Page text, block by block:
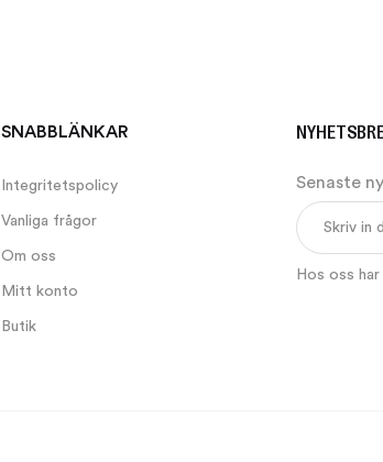
SNABBLÄNKAR
Integritetspolicy
Vanliga frågor
Om oss
Mitt konto
Butik
Senaste
Hos oss